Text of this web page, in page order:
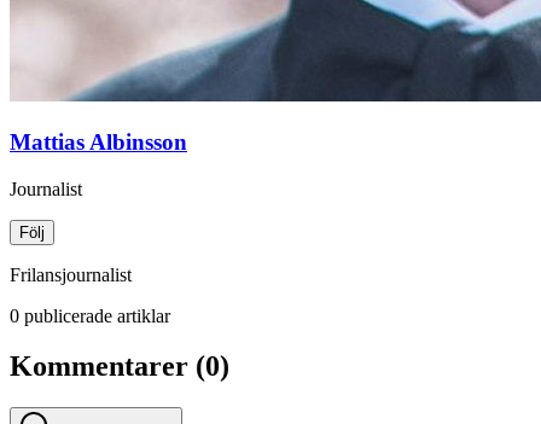
Mattias Albinsson
Journalist
Följ
Frilansjournalist
0 publicerade artiklar
Kommentarer (0)